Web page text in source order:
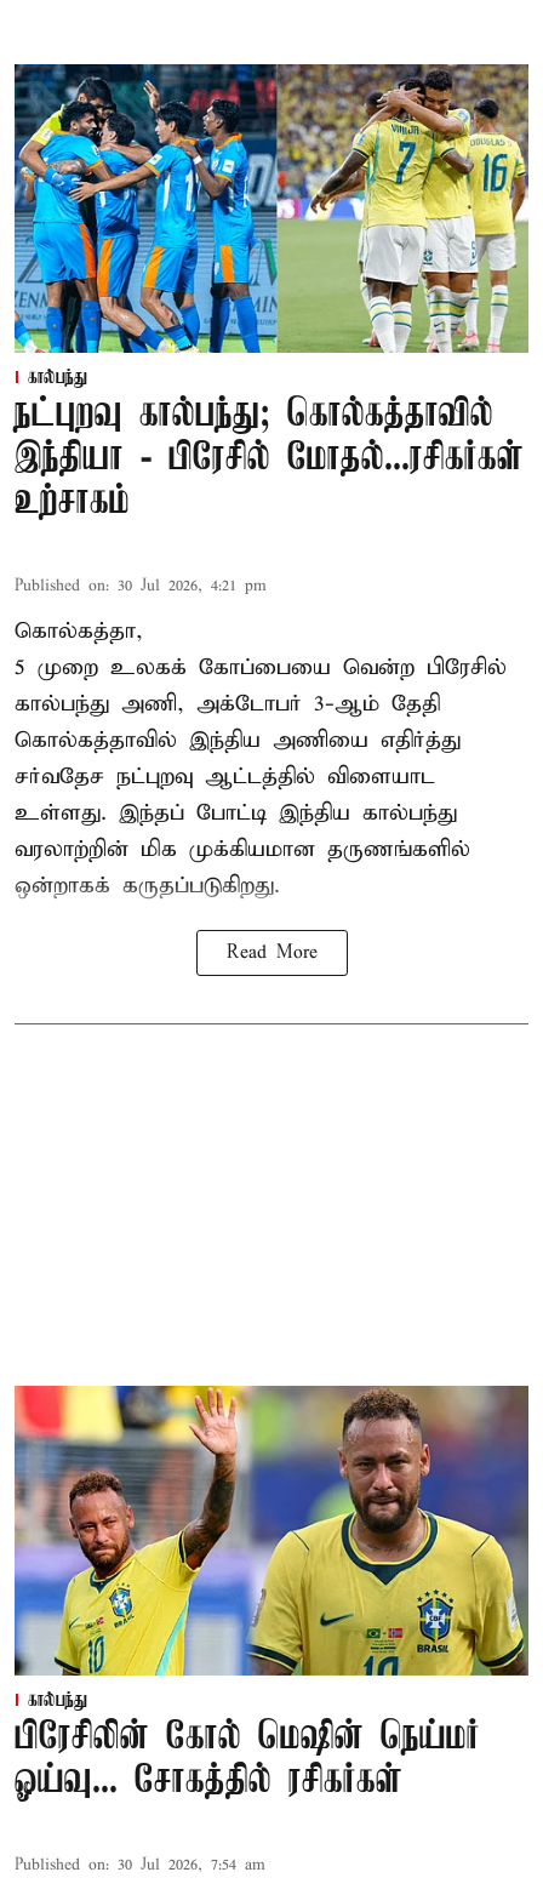
கால்பந்து
நட்புறவு கால்பந்து; கொல்கத்தாவில்
இந்தியா - பிரேசில் மோதல்...ரசிகர்கள்
உற்சாகம்
Published on: 30 Jul 2026, 4:21 pm
கொல்கத்தா,
5 முறை உலகக் கோப்பையை வென்ற பிரேசில்
கால்பந்து அணி, அக்டோபர் 3-ஆம் தேதி
கொல்கத்தாவில் இந்திய அணியை எதிர்த்து
சர்வதேச நட்புறவு ஆட்டத்தில் விளையாட
உள்ளது. இந்தப் போட்டி இந்திய கால்பந்து
வரலாற்றின் மிக முக்கியமான தருணங்களில்
ஒன்றாகக் கருதப்படுகிறது.
Read More
கால்பந்து
பிரேசிலின் கோல் மெஷின் நெய்மர்
ஓய்வு... சோகத்தில் ரசிகர்கள்
Published on: 30 Jul 2026, 7:54 am